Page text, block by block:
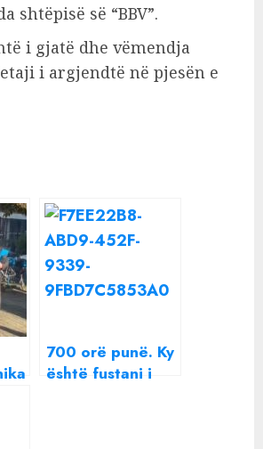
shtëpisë së “BBV”.
i gjatë dhe vëmendja
i argjendtë në pjesën e
700 orë punë. Ky
është fustani i